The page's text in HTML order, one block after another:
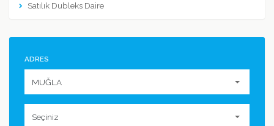
Satılık Dubleks Daire
ADRES